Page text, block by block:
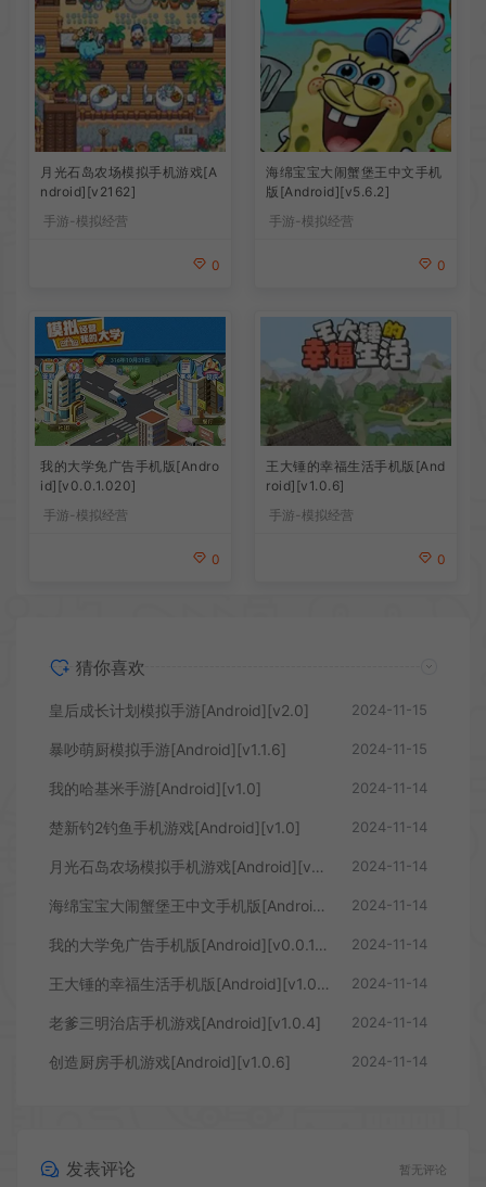
月光石岛农场模拟手机游戏[A
ndroid][v2162]
手游-模拟经营
0
海绵宝宝大闹蟹堡王中文手机
版[Android][v5.6.2]
手游-模拟经营
0
我的大学免广告手机版[Andro
id][v0.0.1.020]
手游-模拟经营
0
王大锤的幸福生活手机版[And
roid][v1.0.6]
手游-模拟经营
0
猜你喜欢
皇后成长计划模拟手游[Android][v2.0] 2024-11-15
暴吵萌厨模拟手游[Android][v1.1.6] 2024-11-15
我的哈基米手游[Android][v1.0] 2024-11-14
楚新钓2钓鱼手机游戏[Android][v1.0] 2024-11-14
月光石岛农场模拟手机游戏[Android][v2162] 2024-11-14
海绵宝宝大闹蟹堡王中文手机版[Android][v5.6.2] 2024-11-14
我的大学免广告手机版[Android][v0.0.1.020] 2024-11-14
王大锤的幸福生活手机版[Android][v1.0.6] 2024-11-14
老爹三明治店手机游戏[Android][v1.0.4] 2024-11-14
创造厨房手机游戏[Android][v1.0.6] 2024-11-14
发表评论 暂无评论